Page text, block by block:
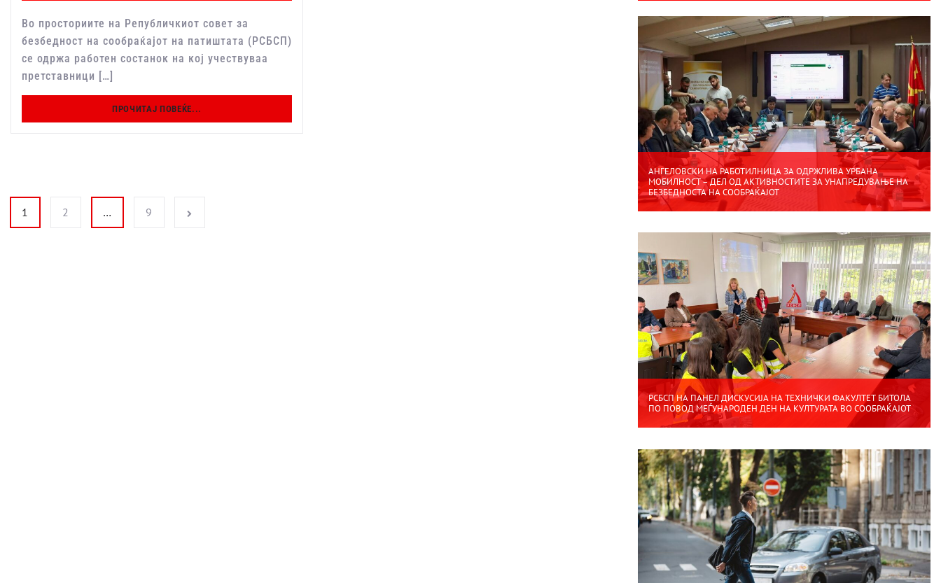
Во просториите на Републичкиот совет за
безбедност на сообраќајот на патиштата (РСБСП)
се одржа работен состанок на кој учествуваа
претставници […]
ПРОЧИТАЈ ПОВЕЌЕ...
Posts pagination
1 2 … 9
АНГЕЛОВСКИ НА РАБОТИЛНИЦА ЗА ОДРЖЛИВА УРБАНА
МОБИЛНОСТ – ДЕЛ ОД АКТИВНОСТИТЕ ЗА УНАПРЕДУВАЊЕ НА
БЕЗБЕДНОСТА НА СООБРАЌАЈОТ
РСБСП НА ПАНЕЛ ДИСКУСИЈА НА ТЕХНИЧКИ ФАКУЛТЕТ БИТОЛА
ПО ПОВОД МЕЃУНАРОДЕН ДЕН НА КУЛТУРАТА ВО СООБРАЌАЈОТ